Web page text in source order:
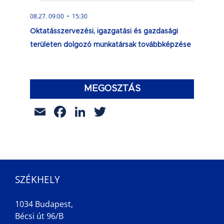
08.27. 09:00 - 15:30
Oktatásszervezési, igazgatási és gazdasági
területen dolgozó munkatársak továbbképzése
MEGOSZTÁS
EmailFacebook
LinkedIn
SZÉKHELY
1034 Budapest,
Bécsi út 96/B